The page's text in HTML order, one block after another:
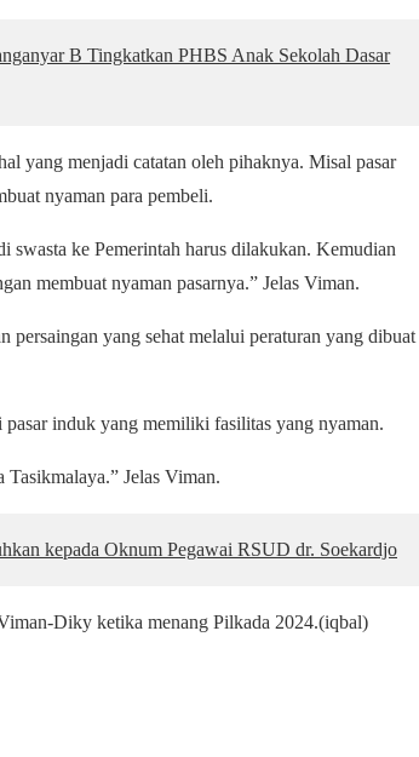
B Tingkatkan PHBS Anak Sekolah Dasar
yang menjadi catatan oleh pihaknya. Misal pasar
nyaman para pembeli.
swasta ke Pemerintah harus dilakukan. Kemudian
membuat nyaman pasarnya.” Jelas Viman.
persaingan yang sehat melalui peraturan yang dibuat
induk yang memiliki fasilitas yang nyaman.
Jelas Viman.
kepada Oknum Pegawai RSUD dr. Soekardjo
Diky ketika menang Pilkada 2024.(iqbal)